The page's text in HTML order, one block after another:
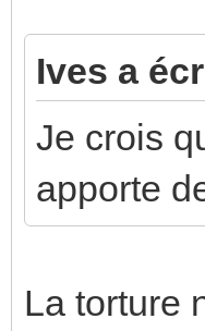
Ives a
Je crois
apporte
La torture